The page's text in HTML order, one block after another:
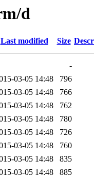
d
Last modified Size
-
03-05 14:48
796
03-05 14:48
766
03-05 14:48
762
03-05 14:48
780
03-05 14:48
726
03-05 14:48
760
03-05 14:48
835
03-05 14:48
885